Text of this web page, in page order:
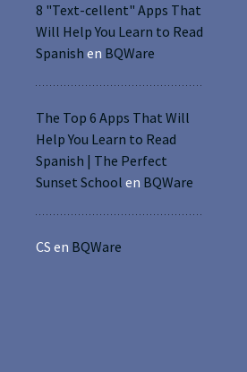
8 "Text-cellent" Apps That
Will Help You Learn to Read
Spanish en BQWare
The Top 6 Apps That Will
Help You Learn to Read
Spanish | The Perfect
Sunset School en BQWare
CS en BQWare